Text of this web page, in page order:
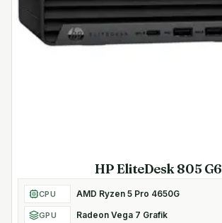
HP EliteDesk 805 G6
CPU AMD Ryzen 5 Pro 4650G
GPU Radeon Vega 7 Grafik